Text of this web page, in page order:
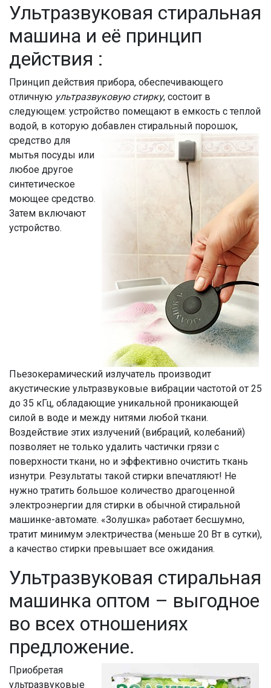
Ультразвуковая стиральная
машина и её принцип
действия :
Принцип действия прибора, обеспечивающего
отличную ультразвуковую стирку, состоит в
следующем: устройство помещают в емкость с теплой
водой, в которую добавлен стиральный порошок,
средство для
мытья посуды или
любое другое
синтетическое
моющее средство.
Затем включают
устройство.
Пьезокерамический излучатель производит
акустические ультразвуковые вибрации частотой от 25
до 35 кГц, обладающие уникальной проникающей
силой в воде и между нитями любой ткани.
Воздействие этих излучений (вибраций, колебаний)
позволяет не только удалить частички грязи с
поверхности ткани, но и эффективно очистить ткань
изнутри. Результаты такой стирки впечатляют! Не
нужно тратить большое количество драгоценной
электроэнергии для стирки в обычной стиральной
машинке-автомате. «Золушка» работает бесшумно,
тратит минимум электричества (меньше 20 Вт в сутки),
а качество стирки превышает все ожидания.
Ультразвуковая стиральная
машинка оптом – выгодное
во всех отношениях
предложение.
Приобретая
ультразвуковые